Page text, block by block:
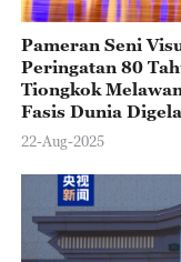
Pameran Seni
Peringatan 80
Tiongkok
Fasis Dunia
22-Aug-2025